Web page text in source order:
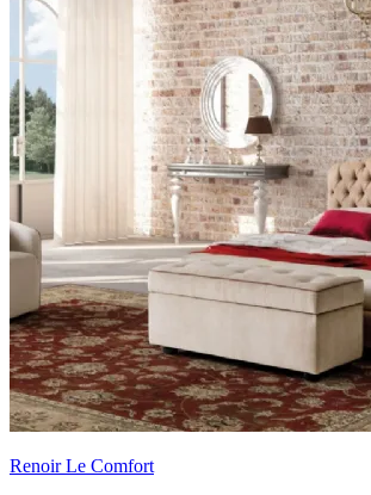
Renoir Le Comfort